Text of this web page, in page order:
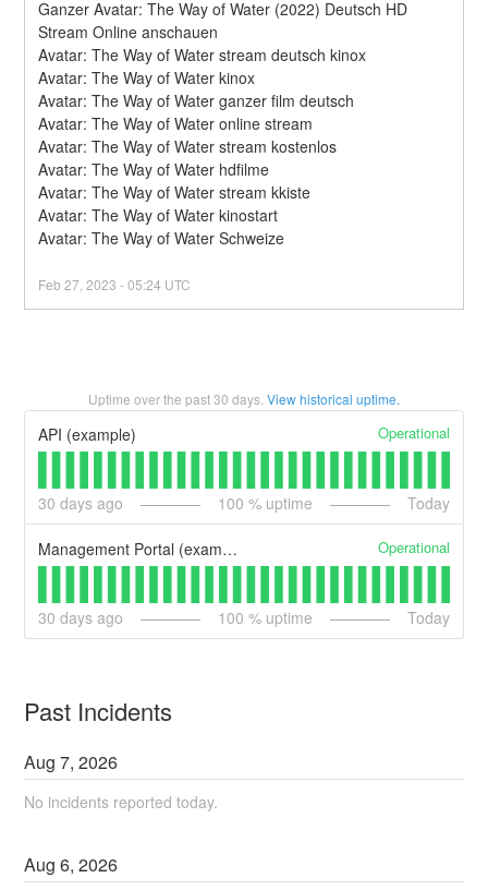
Ganzer Avatar: The Way of Water (2022) Deutsch HD
Stream Online anschauen
Avatar: The Way of Water stream deutsch kinox
Avatar: The Way of Water kinox
Avatar: The Way of Water ganzer film deutsch
Avatar: The Way of Water online stream
Avatar: The Way of Water stream kostenlos
Avatar: The Way of Water hdfilme
Avatar: The Way of Water stream kkiste
Avatar: The Way of Water kinostart
Avatar: The Way of Water Schweize
Feb27 ,2023 -05:24 UTC
Uptime over the past30 days. View historical uptime.
API (example) Operational
30 days ago 100 % uptime Today
Management Portal (example) Operational
30 days ago 100 % uptime Today
Past Incidents
Aug7,2026
No incidents reported today.
Aug6,2026